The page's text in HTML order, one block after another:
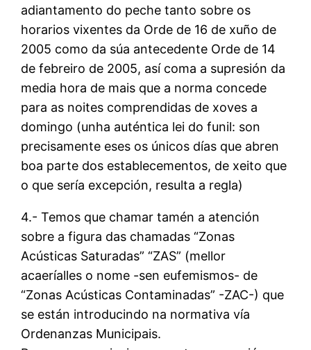
adiantamento do peche tanto sobre os
horarios vixentes da Orde de 16 de xuño de
2005 como da súa antecedente Orde de 14
de febreiro de 2005, así coma a supresión da
media hora de mais que a norma concede
para as noites comprendidas de xoves a
domingo (unha auténtica lei do funil: son
precisamente eses os únicos días que abren
boa parte dos establecementos, de xeito que
o que sería excepción, resulta a regla)
4.- Temos que chamar tamén a atención
sobre a figura das chamadas “Zonas
Acústicas Saturadas” “ZAS” (mellor
acaeríalles o nome -sen eufemismos- de
“Zonas Acústicas Contaminadas” -ZAC-) que
se están introducindo na normativa vía
Ordenanzas Municipais.